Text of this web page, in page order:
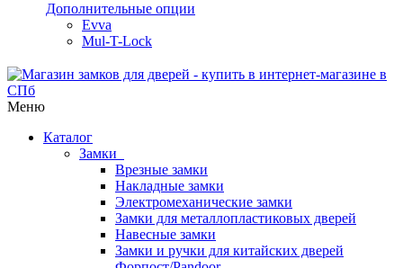
Дополнительные опции
Evva
Mul-T-Lock
Меню
Каталог
Замки
Врезные замки
Накладные замки
Электромеханические замки
Замки для металлопластиковых дверей
Навесные замки
Замки и ручки для китайских дверей